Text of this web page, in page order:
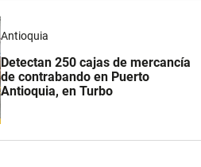
Antioquia
Detectan 250 cajas de mercancía
de contrabando en Puerto
Antioquia, en Turbo